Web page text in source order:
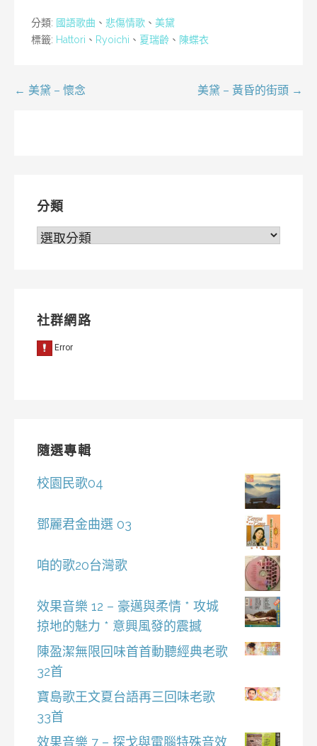
分類: 國語歌曲 、 悲傷情歌 、 美黛
標籤: Hattori 、 Ryoichi 、 夏瑞齡 、 陳蝶衣
文← 美黛 – 懷念 美黛 – 黃昏的街頭 →
分類
分
社群網路
隨選專輯
校園民歌04
鄧麗君金曲選 03
咱的歌20台灣歌
效果音樂 12 – 豪邁與柔情 * 攻城
掠地的魅力 * 意興風發的震撼
陳盈潔無限回味首首動聽經典老歌
32首
寶島歌王文夏台語再三回味老歌
33首
效果音樂 7 – 探戈與電腦特殊音效